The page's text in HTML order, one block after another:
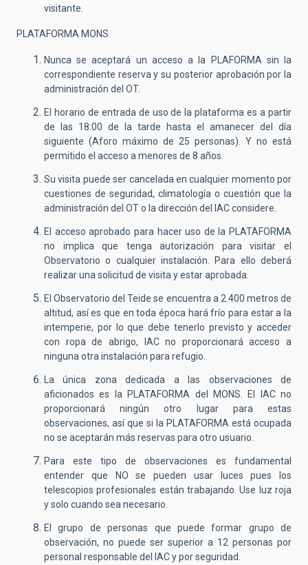
visitante.
PLATAFORMA MONS
Nunca se aceptará un acceso a la PLAFORMA sin la
correspondiente reserva y su posterior aprobación por la
administración del OT.
El horario de entrada de uso de la plataforma es a partir
de las 18:00 de la tarde hasta el amanecer del día
siguiente (Aforo máximo de 25 personas). Y no está
permitido el acceso a menores de 8 años.
Su visita puede ser cancelada en cualquier momento por
cuestiones de seguridad, climatología o cuestión que la
administración del OT o la dirección del IAC considere.
El acceso aprobado para hacer uso de la PLATAFORMA
no implica que tenga autorización para visitar el
Observatorio o cualquier instalación. Para ello deberá
realizar una solicitud de visita y estar aprobada.
El Observatorio del Teide se encuentra a 2.400 metros de
altitud, así es que en toda época hará frío para estar a la
intemperie, por lo que debe tenerlo previsto y acceder
con ropa de abrigo, IAC no proporcionará acceso a
ninguna otra instalación para refugio.
La única zona dedicada a las observaciones de
aficionados es la PLATAFORMA del MONS. El IAC no
proporcionará ningún otro lugar para estas
observaciones, así que si la PLATAFORMA está ocupada
no se aceptarán más reservas para otro usuario.
Para este tipo de observaciones es fundamental
entender que NO se pueden usar luces pues los
telescopios profesionales están trabajando. Use luz roja
y solo cuando sea necesario.
El grupo de personas que puede formar grupo de
observación, no puede ser superior a 12 personas por
personal responsable del IAC y por seguridad.